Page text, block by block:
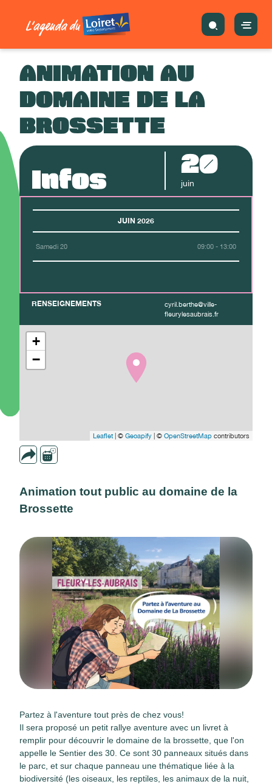
ANIMATION AU
DOMAINE DE LA
BROSSETTE
Infos 20
juin
JUIN 2026
Samedi 20 09:00 - 13:00
RENSEIGNEMENTS
cyril.berthe@ville-
fleurylesaubrais.fr
+
−
Leaflet| © Geoapify | © OpenStreetMap contributors
Animation tout public au domaine de la
Brossette
Partez à l'aventure tout près de chez vous!
Il sera proposé un petit rallye aventure avec un livret à
remplir pour découvrir le domaine de la brossette, que l'on
appelle le Sentier des 30. Ce sont 30 panneaux situés dans
le parc, et sur chaque panneau une thématique liée à la
biodiversité (les oiseaux, les reptiles, les animaux de la nuit,